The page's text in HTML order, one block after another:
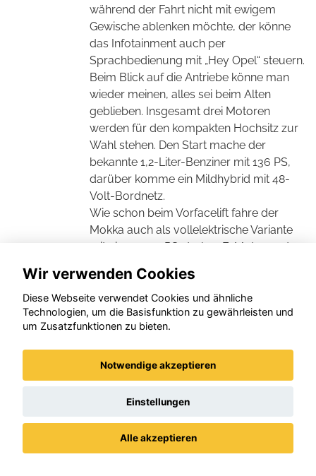
während der Fahrt nicht mit ewigem
Gewische ablenken möchte, der könne
das Infotainment auch per
Sprachbedienung mit „Hey Opel“ steuern.
Beim Blick auf die Antriebe könne man
wieder meinen, alles sei beim Alten
geblieben. Insgesamt drei Motoren
werden für den kompakten Hochsitz zur
Wahl stehen. Den Start mache der
bekannte 1,2-Liter-Benziner mit 136 PS,
darüber komme ein Mildhybrid mit 48-
Volt-Bordnetz.
Wie schon beim Vorfacelift fahre der
Mokka auch als vollelektrische Variante
mit einem 156 PS starken E-Motor und
Electric eine WLTP-Reichweite von 403
Kilometern verpassen soll. Das seien
übrigens vier Kilometer weniger als
bisher. (konjunkturmotor.de
Redaktionsdienst, KK, November 2024)
Ihr Kontakt zu uns:
Wir verwenden Cookies
Diese Webseite verwendet Cookies und ähnliche
Technologien, um die Basisfunktion zu gewährleisten und
um Zusatzfunktionen zu bieten.
Notwendige akzeptieren
Einstellungen
Alle akzeptieren